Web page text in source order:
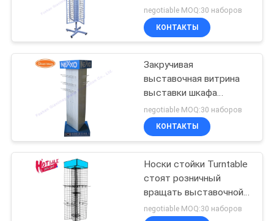
выставки товаров
Countertop
Розничные
стеллажи для
выставки товаров
для выставки товаров
negotiable MOQ:30 наборов
КОНТАКТЫ
Закручивая
выставочная витрина
выставки шкафа
вращая
negotiable MOQ:30 наборов
КОНТАКТЫ
Носки стойки Turntable
стоят розничный
вращать выставочной
витрины
negotiable MOQ:30 наборов